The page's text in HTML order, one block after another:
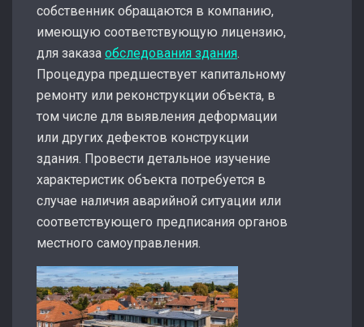
собственник обращаются в компанию,
имеющую соответствующую лицензию,
для заказа обследования здания.
Процедура предшествует капитальному
ремонту или реконструкции объекта, в
том числе для выявления деформации
или других дефектов конструкции
здания. Провести детальное изучение
характеристик объекта потребуется в
случае наличия аварийной ситуации или
соответствующего предписания органов
местного самоуправления.